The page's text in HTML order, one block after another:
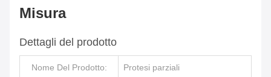
Misura
Dettagli del prodotto
Nome Del Prodotto: Protesi parziali